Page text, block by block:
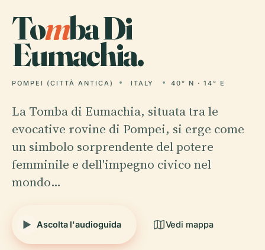
Tomba Di
Eumachia.
POMPEI (CITTÀ ANTICA) ITALY 40° N · 14° E
La Tomba di Eumachia, situata tra le
evocative rovine di Pompei, si erge come
un simbolo sorprendente del potere
femminile e dell'impegno civico nel
mondo…
Ascolta l'audioguida Vedi mappa